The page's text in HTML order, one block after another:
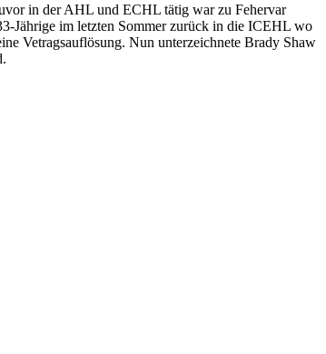
in der AHL und ECHL tätig war zu Fehervar
Jährige im letzten Sommer zurück in die ICEHL wo
Vetragsauflösung. Nun unterzeichnete Brady Shaw